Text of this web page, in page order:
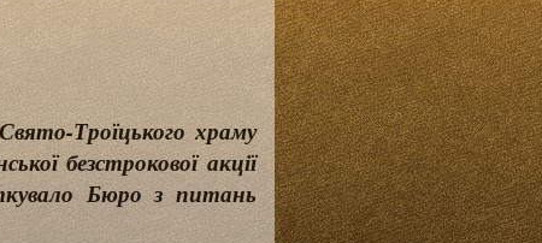
Троїцького храму
безстрокової акції
Бюро з питань